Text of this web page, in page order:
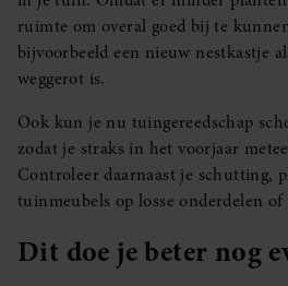
ruimte om overal goed bij te
bijvoorbeeld een nieuw nestkastje
weggerot is.
Ook kun je nu tuingereedschap
zodat je straks in het voorjaar
Controleer daarnaast je schutting,
tuinmeubels op losse onderdelen
Dit doe je beter nog